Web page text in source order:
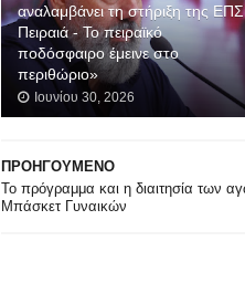
αναλαμβάνει τη στήριξη της ΕΠΣ
Πειραιά - Το πειραϊκό
ποδόσφαιρο έμεινε στο
περιθώριο»
Ιουνίου 30, 2026
ΠΡΟΗΓΟΥΜΕΝΟ
Το πρόγραμμα και η διαιτησία των
Μπάσκετ Γυναικών